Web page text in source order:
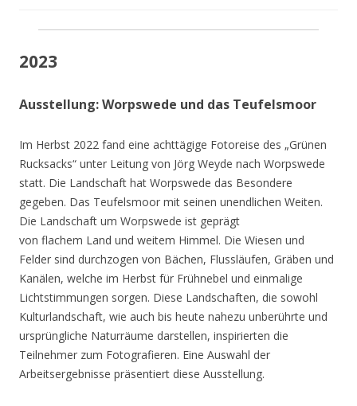
2023
Ausstellung: Worpswede und das Teufelsmoor
Im Herbst 2022 fand eine achttägige Fotoreise des „Grünen
Rucksacks“ unter Leitung von Jörg Weyde nach Worpswede
statt. Die Landschaft hat Worpswede das Besondere
gegeben. Das Teufelsmoor mit seinen unendlichen Weiten.
Die Landschaft um Worpswede ist geprägt
von flachem Land und weitem Himmel. Die Wiesen und
Felder sind durchzogen von Bächen, Flussläufen, Gräben und
Kanälen, welche im Herbst für Frühnebel und einmalige
Lichtstimmungen sorgen. Diese Landschaften, die sowohl
Kulturlandschaft, wie auch bis heute nahezu unberührte und
ursprüngliche Naturräume darstellen, inspirierten die
Teilnehmer zum Fotografieren. Eine Auswahl der
Arbeitsergebnisse präsentiert diese Ausstellung.